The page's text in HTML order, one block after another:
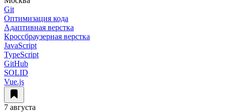
Git
Оптимизация кода
Адаптивная верстка
Кроссбраузерная верстка
JavaScript
TypeScript
GitHub
SOLID
Vue.js
7 августа